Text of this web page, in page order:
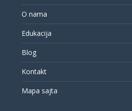
O nama
Edukacija
Blog
Kontakt
Mapa sajta